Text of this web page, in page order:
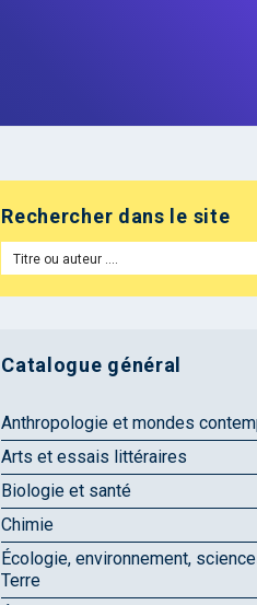
Rechercher dans le site
Catalogue général
Anthropologie et mondes
Arts et essais littéraires
Biologie et santé
Chimie
Écologie, environnement,
Terre